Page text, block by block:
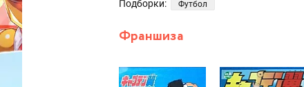
Подборки: Футбол
Франшиза